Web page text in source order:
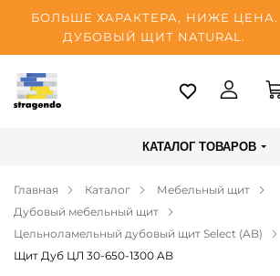
БОЛЬШЕ ХАРАКТЕРА, НИЖЕ ЦЕНА.
ДУБОВЫЙ ЩИТ NATURAL.
Таллинн
Оплата
О нас
Блог
КАТАЛОГ ТОВАРОВ
Главная Каталог
Мебельный щит
Дубовый мебельный щит
Цельноламельный дубовый щит Select (AB)
Щит Дуб ЦЛ 30-650-1300 AB